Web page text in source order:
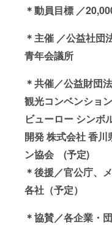
＊動員目標 ／
＊主催 ／公益社団
⻘年会議所
＊共催／公益財団
観光コンベンション
ビューロー シンボ
開発 株式会社 香川
ン協会 (予定)
＊後援／官公庁、
各社（予定）
＊協賛／各企業・